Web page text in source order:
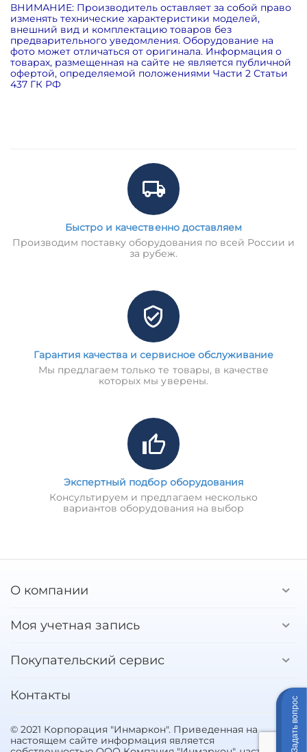
ВНИМАНИЕ: Производитель оставляет за собой право
изменять технические характеристики моделей,
внешний вид и комплектацию товаров без
предварительного уведомления. Оборудование на
фото может отличаться от оригинала. Информация о
товарах, размещенная на сайте не является публичной
офертой, определяемой положениями Части 2 Статьи
437 ГК РФ
Быстро и качественно доставляем
Производим поставку оборудования по всей России и
за рубеж.
Гарантия качества и сервисное обслуживание
Мы предлагаем только те товары, в качестве
которых мы уверены.
Экспертный подбор оборудования
Консультируем и предлагаем несколько
вариантов оборудования на выбор
О компании
Моя учетная запись
Покупательский сервис
Контакты
© 2021 Корпорация "Инмаркон". Приведенная на
настоящем сайте информация является
Задать вопрос